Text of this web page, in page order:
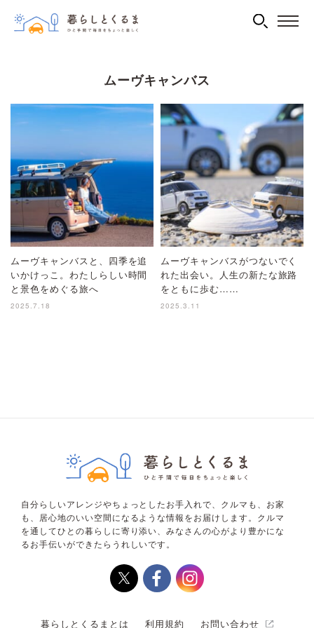
ムーヴキャンバス
ムーヴキャンバスと、四季を追
いかけっこ。わたしらしい時間
と景色をめぐる旅へ
2025.7.18
ムーヴキャンバスがつないでく
れた出会い。人生の新たな旅路
をともに歩む……
2025.3.11
自分らしいアレンジやちょっとしたお手入れで、クルマも、お家
も、居心地のいい空間になるような情報をお届けします。クルマ
を通してひとの暮らしに寄り添い、みなさんの心がより豊かにな
るお手伝いができたらうれしいです。
暮らしとくるまとは 利用規約 お問い合わせ